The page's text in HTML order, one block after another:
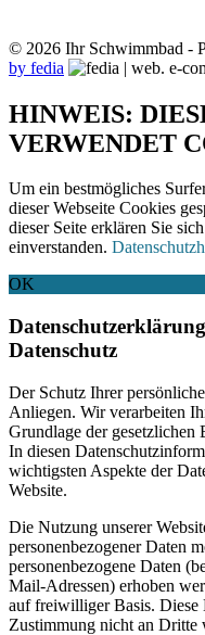
© 2026 Ihr Schwimmbad -
by fedia
HINWEIS:
VERWENDET
Um ein bestmögliches
dieser Webseite Cookies
dieser Seite erklären Sie
einverstanden.
OK
Datenschutzerklärung
Datenschutz
Der Schutz Ihrer
Anliegen. Wir verarbeiten
Grundlage der
In diesen
wichtigsten Aspekte der
Website.
Die Nutzung unserer
personenbezogener Daten
personenbezogene Daten
Mail-Adressen) erhoben
auf freiwilliger Basis. Diese
Zustimmung nicht an Dritte